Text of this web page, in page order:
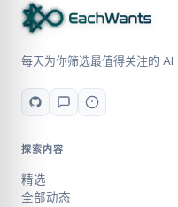
每天为你筛选最值得关注的
探索内容
精选
全部动态